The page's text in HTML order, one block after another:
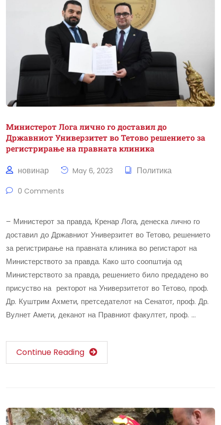
Министерот Лога лично го доставил до
Државниот Универзитет во Тетово решението за
регистрирање на правната клиника
новинар May 6, 2023 Политика
0 Comments
– Министерот за правда, Кренар Лога, денеска лично го
доставил до Државниот Универзитет во Тетово, решението
за регистрирање на правната клиника во регистарот на
Министерството за правда. Како што соопштија од
Министерството за правда, решението било предадено во
присуство на ректорот на Универзитетот во Тетово, проф.
Др. Куштрим Ахмети, претседателот на Сенатот, проф. Др.
Вулнет Амети, деканот на Правниот факултет, проф. …
Continue Reading